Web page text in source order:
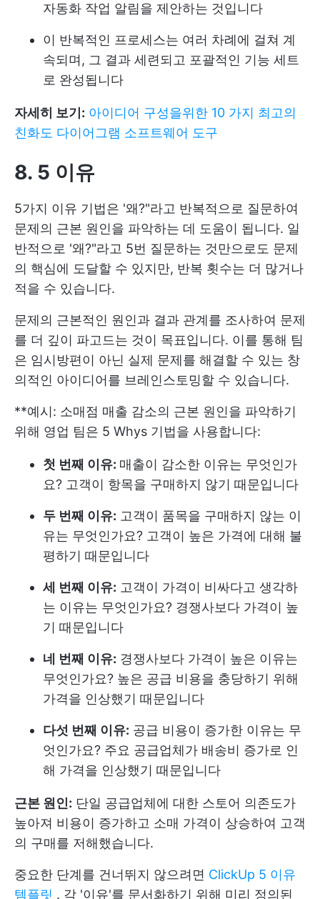
자동화 작업 알림을 제안하는 것입니다
이 반복적인 프로세스는 여러 차례에 걸쳐 계
속되며, 그 결과 세련되고 포괄적인 기능 세트
로 완성됩니다
자세히 보기: 아이디어 구성을위한 10 가지 최고의
친화도 다이어그램 소프트웨어 도구
8. 5 이유
5가지 이유 기법은 '왜?"라고 반복적으로 질문하여
문제의 근본 원인을 파악하는 데 도움이 됩니다. 일
반적으로 '왜?"라고 5번 질문하는 것만으로도 문제
의 핵심에 도달할 수 있지만, 반복 횟수는 더 많거나
적을 수 있습니다.
문제의 근본적인 원인과 결과 관계를 조사하여 문제
를 더 깊이 파고드는 것이 목표입니다. 이를 통해 팀
은 임시방편이 아닌 실제 문제를 해결할 수 있는 창
의적인 아이디어를 브레인스토밍할 수 있습니다.
**예시: 소매점 매출 감소의 근본 원인을 파악하기
위해 영업 팀은 5 Whys 기법을 사용합니다:
첫 번째 이유: 매출이 감소한 이유는 무엇인가
요? 고객이 항목을 구매하지 않기 때문입니다
두 번째 이유: 고객이 품목을 구매하지 않는 이
유는 무엇인가요? 고객이 높은 가격에 대해 불
평하기 때문입니다
세 번째 이유: 고객이 가격이 비싸다고 생각하
는 이유는 무엇인가요? 경쟁사보다 가격이 높
기 때문입니다
네 번째 이유: 경쟁사보다 가격이 높은 이유는
무엇인가요? 높은 공급 비용을 충당하기 위해
가격을 인상했기 때문입니다
다섯 번째 이유: 공급 비용이 증가한 이유는 무
엇인가요? 주요 공급업체가 배송비 증가로 인
해 가격을 인상했기 때문입니다
근본 원인: 단일 공급업체에 대한 스토어 의존도가
높아져 비용이 증가하고 소매 가격이 상승하여 고객
의 구매를 저해했습니다.
중요한 단계를 건너뛰지 않으려면 ClickUp 5 이유
템플릿 . 각 '이유'를 문서화하기 위해 미리 정의된